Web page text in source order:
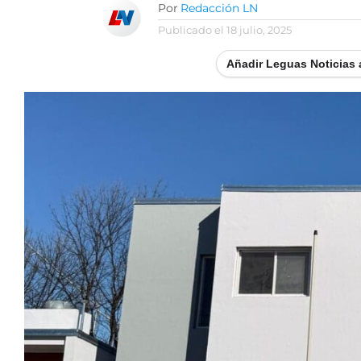
Por Redacción LN
Publicado el 18 julio, 2025
Añadir Leguas Noticias